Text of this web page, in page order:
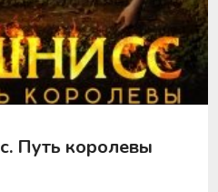
Путь королевы